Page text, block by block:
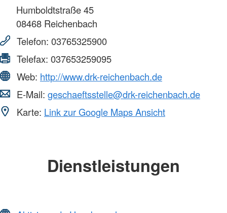
Humboldtstraße 45
08468 Reichenbach
Telefon: 03765325900
Telefax: 037653259095
Web: http://www.drk-reichenbach.de
E-Mail: geschaeftsstelle@drk-reichenbach.de
Karte: Link zur Google Maps Ansicht
Dienstleistungen